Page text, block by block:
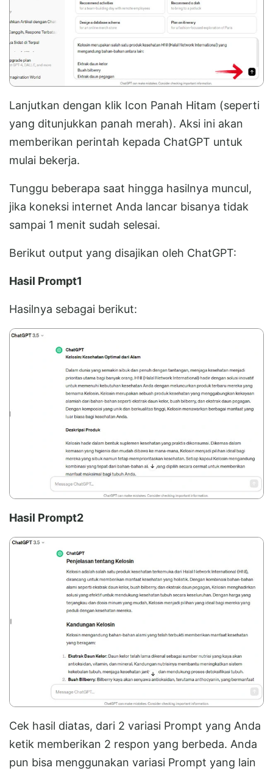
Lanjutkan dengan klik Icon Panah Hitam (seperti
yang ditunjukkan panah merah). Aksi ini akan
memberikan perintah kepada ChatGPT untuk
mulai bekerja.
Tunggu beberapa saat hingga hasilnya muncul,
jika koneksi internet Anda lancar bisanya tidak
sampai 1 menit sudah selesai.
Berikut output yang disajikan oleh ChatGPT:
Hasil Prompt1
Hasilnya sebagai berikut:
Hasil Prompt2
Cek hasil diatas, dari 2 variasi Prompt yang Anda
ketik memberikan 2 respon yang berbeda. Anda
pun bisa menggunakan variasi Prompt yang lain